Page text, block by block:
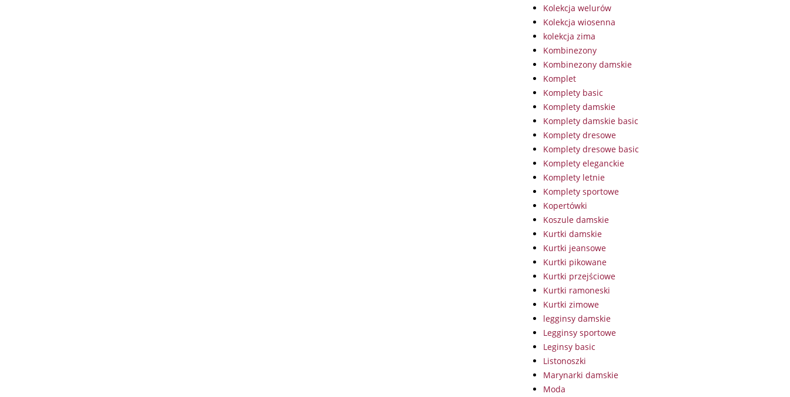
Kolekcja welurów
Kolekcja wiosenna
kolekcja zima
Kombinezony
Kombinezony damskie
Komplet
Komplety basic
Komplety damskie
Komplety damskie basic
Komplety dresowe
Komplety dresowe basic
Komplety eleganckie
Komplety letnie
Komplety sportowe
Kopertówki
Koszule damskie
Kurtki damskie
Kurtki jeansowe
Kurtki pikowane
Kurtki przejściowe
Kurtki ramoneski
Kurtki zimowe
legginsy damskie
Legginsy sportowe
Leginsy basic
Listonoszki
Marynarki damskie
Moda